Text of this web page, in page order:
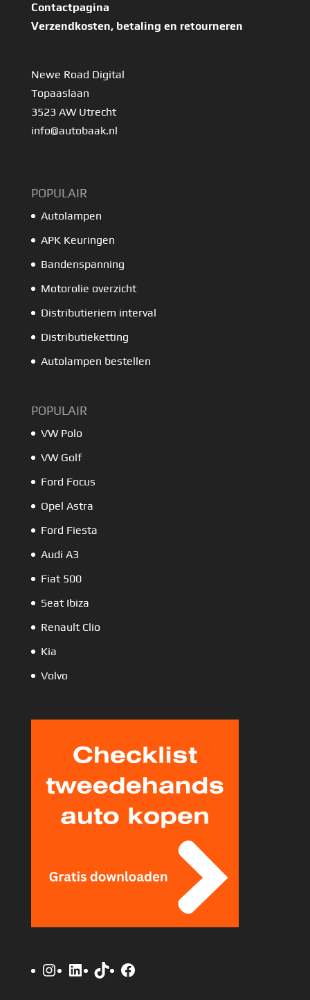
Contactpagina
Verzendkosten, betaling en retourneren
Newe Road Digital
Topaaslaan
3523 AW Utrecht
info@autobaak.nl
POPULAIR
Autolampen
APK Keuringen
Bandenspanning
Motorolie overzicht
Distributieriem interval
Distributieketting
Autolampen bestellen
POPULAIR
VW Polo
VW Golf
Ford Focus
Opel Astra
Ford Fiesta
Audi A3
Fiat 500
Seat Ibiza
Renault Clio
Kia
Volvo
Instagram
LinkedIn
TikTokFacebook